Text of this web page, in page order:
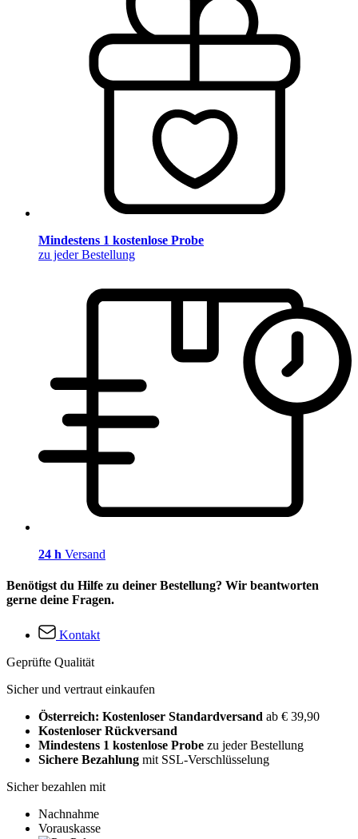
Mindestens 1 kostenlose Probe
zu jeder Bestellung
24 h Versand
Benötigst du Hilfe zu deiner Bestellung? Wir beantworten
gerne deine Fragen.
Kontakt
Geprüfte Qualität
Sicher und vertraut einkaufen
Österreich: Kostenloser Standardversand ab € 39,90
Kostenloser Rückversand
Mindestens 1 kostenlose Probe zu jeder Bestellung
Sichere Bezahlung mit SSL-Verschlüsselung
Sicher bezahlen mit
Nachnahme
Vorauskasse